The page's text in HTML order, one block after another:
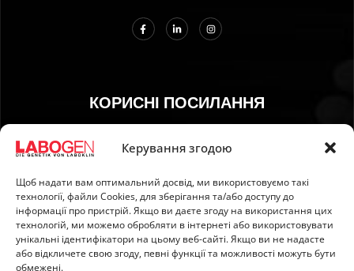
Керування згодою
Щоб надати вам оптимальний досвід, ми використовуємо такі
технології, файли Сookies, для зберігання та/або доступу до
інформації про пристрій. Якщо ви даєте згоду на використання цих
технологій, ми можемо обробляти в інтернеті або використовувати
унікальні ідентифікатори на цьому веб-сайті. Якщо ви не надасте
або відкличете свою згоду, певні функції та можливості можуть бути
обмежені.
КОРИСНІ ПОСИЛАННЯ
01. Інструкція з відбору зразків
03. Відбиток
04. Захист інформації
05. Загальні умови
06. Політика ануляції